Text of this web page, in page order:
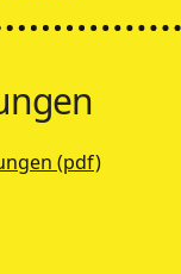
(pdf)